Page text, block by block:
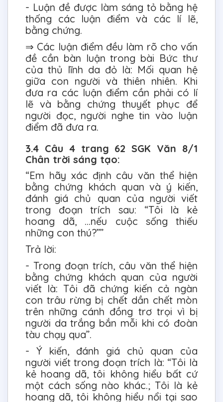
- Luận đề được làm sáng tỏ bằng hệ
thống các luận điểm và các lí lẽ,
bằng chứng.
⇒ Các luận điểm đều làm rõ cho vấn
đề cần bàn luận trong bài Bức thư
của thủ lĩnh da đỏ là: Mối quan hệ
giữa con người và thiên nhiên. Khi
đưa ra các luận điểm cần phải có lí
lẽ và bằng chứng thuyết phục để
người đọc, người nghe tin vào luận
điểm đã đưa ra.
3.4 Câu 4 trang 62 SGK Văn 8/1
Chân trời sáng tạo:
“Em hãy xác định câu văn thể hiện
bằng chứng khách quan và ý kiến,
đánh giá chủ quan của người viết
trong đoạn trích sau: “Tôi là kẻ
hoang dã, …nếu cuộc sống thiếu
những con thú?””
Trả lời:
- Trong đoạn trích, câu văn thể hiện
bằng chứng khách quan của người
viết là: Tôi đã chứng kiến cả ngàn
con trâu rừng bị chết dần chết mòn
trên những cánh đồng trơ trọi vì bị
người da trắng bắn mỗi khi có đoàn
tàu chạy qua”.
- Ý kiến, đánh giá chủ quan của
người viết trong đoạn trích là: “Tôi là
kẻ hoang dã, tôi không hiểu bất cứ
một cách sống nào khác.; Tôi là kẻ
hoang dã, tôi không hiểu nổi tại sao